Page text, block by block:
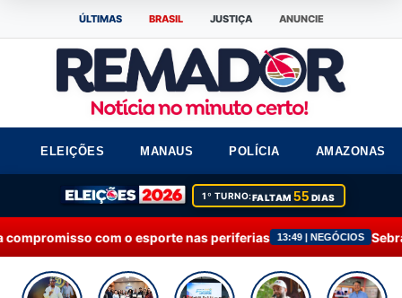
ÚLTIMAS BRASIL JUSTIÇA ANUNCIE
ELEIÇÕES MANAUS POLÍCIA AMAZONAS
1º TURNO:FALTAM55 DIAS
nas periferias 13:49 | NEGÓCIOS Sebrae recebe Moção de